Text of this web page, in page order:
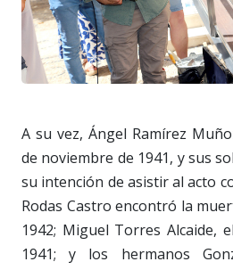
A su vez, Ángel Ramírez
de noviembre de 1941, y sus
su intención de asistir al acto
Rodas Castro encontró la
1942; Miguel Torres Alcaide,
1941; y los hermanos